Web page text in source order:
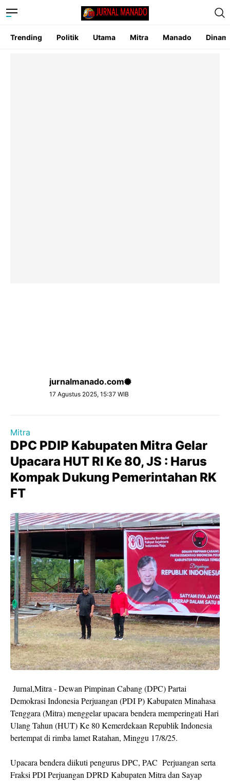
Trending Politik Utama Mitra Manado
jurnalmanado.com
17 Agustus 2025, 15:37 WIB
Mitra
DPC PDIP Kabupaten Mitra Gelar
Upacara HUT RI Ke 80, JS : Harus
Kompak Dukung Pemerintahan RK
FT
Jurnal,Mitra - Dewan Pimpinan Cabang (DPC) Partai
Demokrasi Indonesia Perjuangan (PDI P) Kabupaten Minahasa
Tenggara (Mitra) menggelar upacara bendera memperingati Hari
Ulang Tahun (HUT) Ke 80 Kemerdekaan Republik Indonesia
bertempat di rimba lamet Ratahan, Minggu 17/8/25.
Upacara bendera diikuti pengurus DPC, PAC Perjuangan serta
Fraksi PDI Perjuangan DPRD Kabupaten Mitra dan Sayap